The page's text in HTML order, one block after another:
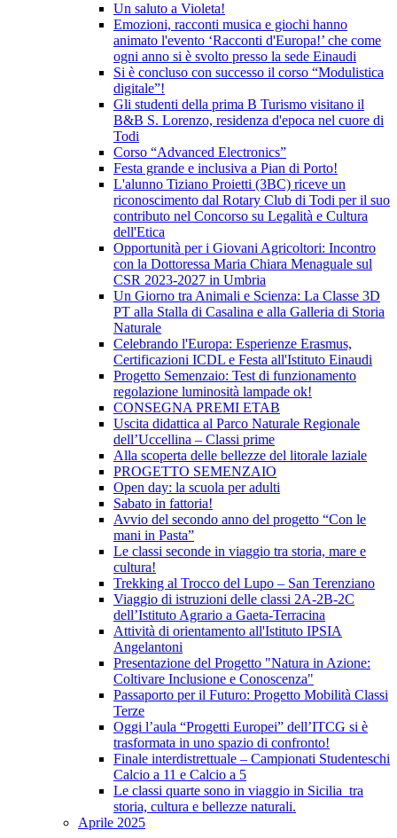
Un saluto a Violeta!
Emozioni, racconti musica e giochi hanno
animato l'evento ‘Racconti d'Europa!’ che come
ogni anno si è svolto presso la sede Einaudi
Si è concluso con successo il corso “Modulistica
digitale”!
Gli studenti della prima B Turismo visitano il
B&B S. Lorenzo, residenza d'epoca nel cuore di
Todi
Corso “Advanced Electronics”
Festa grande e inclusiva a Pian di Porto!
L'alunno Tiziano Proietti (3BC) riceve un
riconoscimento dal Rotary Club di Todi per il suo
contributo nel Concorso su Legalità e Cultura
dell'Etica
Opportunità per i Giovani Agricoltori: Incontro
con la Dottoressa Maria Chiara Menaguale sul
CSR 2023-2027 in Umbria
Un Giorno tra Animali e Scienza: La Classe 3D
PT alla Stalla di Casalina e alla Galleria di Storia
Naturale
Celebrando l'Europa: Esperienze Erasmus,
Certificazioni ICDL e Festa all'Istituto Einaudi
Progetto Semenzaio: Test di funzionamento
regolazione luminosità lampade ok!
CONSEGNA PREMI ETAB
Uscita didattica al Parco Naturale Regionale
dell’Uccellina – Classi prime
Alla scoperta delle bellezze del litorale laziale
PROGETTO SEMENZAIO
Open day: la scuola per adulti
Sabato in fattoria!
Avvio del secondo anno del progetto “Con le
mani in Pasta”
Le classi seconde in viaggio tra storia, mare e
cultura!
Trekking al Trocco del Lupo – San Terenziano
Viaggio di istruzioni delle classi 2A-2B-2C
dell’Istituto Agrario a Gaeta-Terracina
Attività di orientamento all'Istituto IPSIA
Angelantoni
Presentazione del Progetto "Natura in Azione:
Coltivare Inclusione e Conoscenza"
Passaporto per il Futuro: Progetto Mobilità Classi
Terze
Oggi l’aula “Progetti Europei” dell’ITCG si è
trasformata in uno spazio di confronto!
Finale interdistrettuale – Campionati Studenteschi
Calcio a 11 e Calcio a 5
Le classi quarte sono in viaggio in Sicilia tra
storia, cultura e bellezze naturali.
Aprile 2025